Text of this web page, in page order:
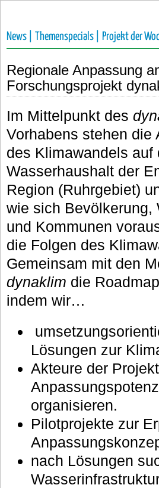
News | Themenspecials | Projekt der
Regionale Anpassung
Forschungsprojekt
Im Mittelpunkt des
Vorhabens stehen die
des Klimawandels auf
Wasserhaushalt der
Region (Ruhrgebiet)
wie sich Bevölkerung,
und Kommunen
die Folgen des
Gemeinsam mit den
dynaklim die
indem wir…
Lösungen zur
Akteure der
organisieren.
Pilotprojekte zur
nach Lösungen